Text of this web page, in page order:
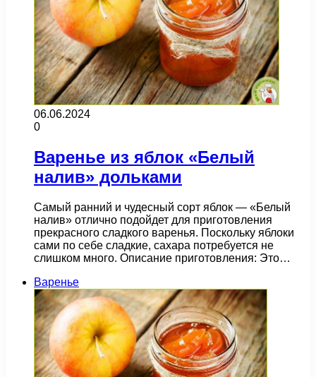
06.06.2024
0
Варенье из яблок «Белый
налив» дольками
Самый ранний и чудесный сорт яблок — «Белый
налив» отлично подойдет для приготовления
прекрасного сладкого варенья. Поскольку яблоки
сами по себе сладкие, сахара потребуется не
слишком много. Описание приготовления: Это…
Варенье